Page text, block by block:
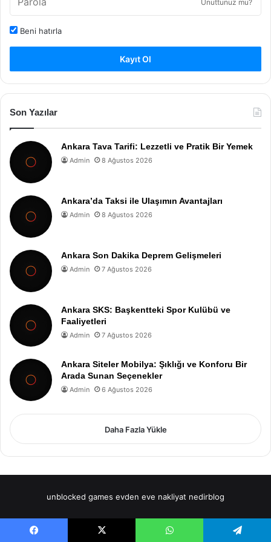
Unuttunuz mu?
Beni hatırla
Kayıt Ol
Son Yazılar
Ankara Tava Tarifi: Lezzetli ve Pratik Bir Yemek
Admin 8 Ağustos 2026
Ankara’da Taksi ile Ulaşımın Avantajları
Admin 8 Ağustos 2026
Ankara Son Dakika Deprem Gelişmeleri
Admin 7 Ağustos 2026
Ankara SKS: Başkentteki Spor Kulübü ve
Faaliyetleri
Admin 7 Ağustos 2026
Ankara Siteler Mobilya: Şıklığı ve Konforu Bir
Arada Sunan Seçenekler
Admin 6 Ağustos 2026
Daha Fazla Yükle
unblocked games evden eve nakliyat nedirblog